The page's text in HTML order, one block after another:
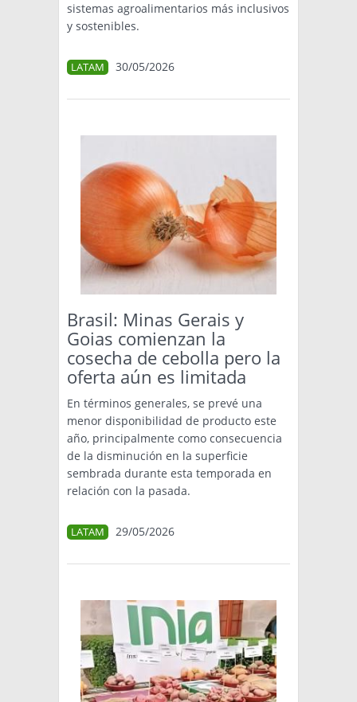
sistemas agroalimentarios más inclusivos
y sostenibles.
LATAM 30/05/2026
Brasil: Minas Gerais y
Goias comienzan la
cosecha de cebolla pero la
oferta aún es limitada
En términos generales, se prevé una
menor disponibilidad de producto este
año, principalmente como consecuencia
de la disminución en la superficie
sembrada durante esta temporada en
relación con la pasada.
LATAM 29/05/2026